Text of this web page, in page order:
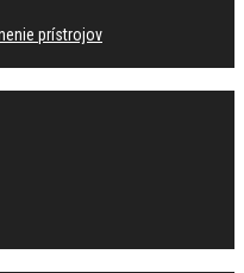
prístrojov